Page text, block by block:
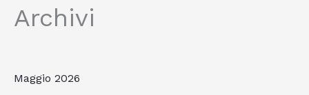
Archivi
Maggio 2026